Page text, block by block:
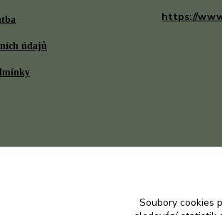
údajů
https://
Soubory cookies